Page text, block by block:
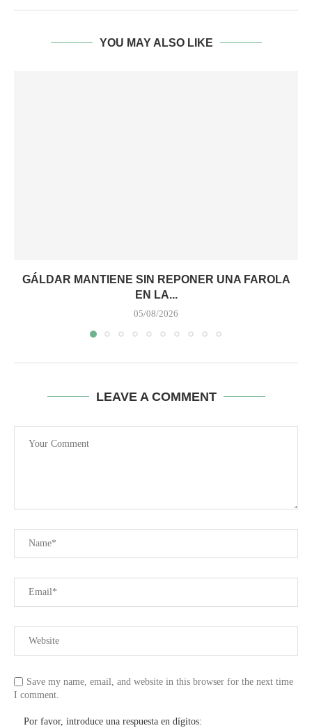
YOU MAY ALSO LIKE
GÁLDAR MANTIENE SIN REPONER UNA FAROLA
EN LA...
05/08/2026
LEAVE A COMMENT
Save my name, email, and website in this browser for the next time
I comment.
Por favor, introduce una respuesta en dígitos: